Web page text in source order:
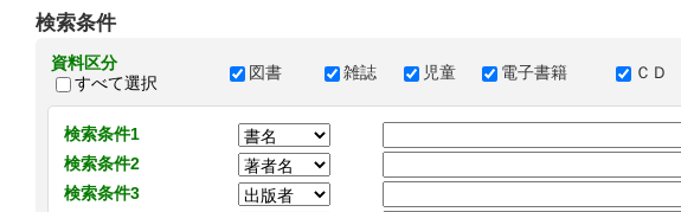
検索条件
資料区分
すべて選択
図書 雑誌 児童 電子書籍 Ｃ
検索条件1
検索条件2
検索条件3